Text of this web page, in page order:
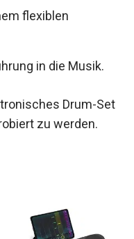
flexiblen
in die Musik.
Drum-Set
zu werden.